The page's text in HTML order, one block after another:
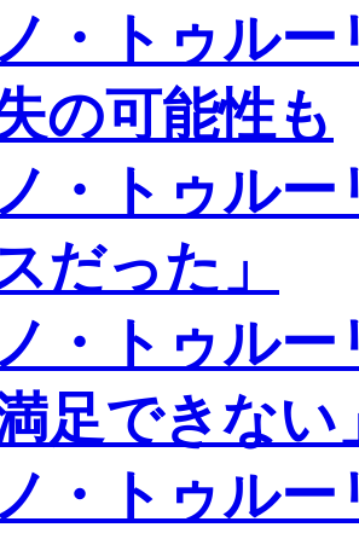
・トゥル
の可能性も
・トゥル
だった」
・トゥル
足できない
・トゥル